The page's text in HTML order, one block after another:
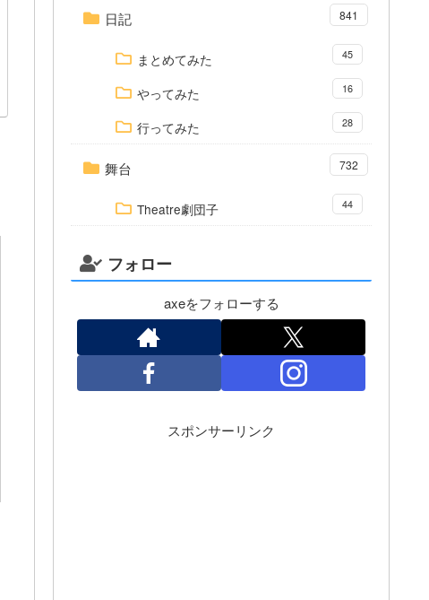
日記 841
まとめてみた 45
やってみた 16
行ってみた 28
舞台 732
Theatre劇団子 44
フォロー
axeをフォローする
スポンサーリンク